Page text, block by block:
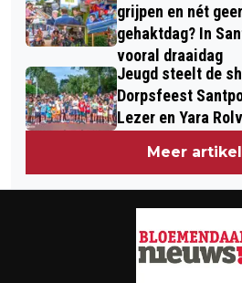
grijpen en nét
gehaktdag? In
vooral draaidag
Jeugd steelt de
Dorpsfeest
Lezer en Yara
Meer